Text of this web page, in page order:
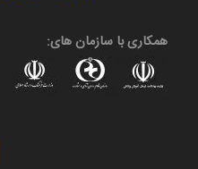
همکاری با سازمان های: